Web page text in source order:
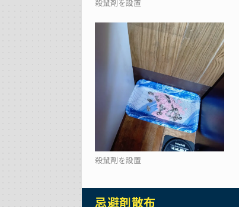
殺鼠剤を設置
殺鼠剤を設置
忌避剤散布